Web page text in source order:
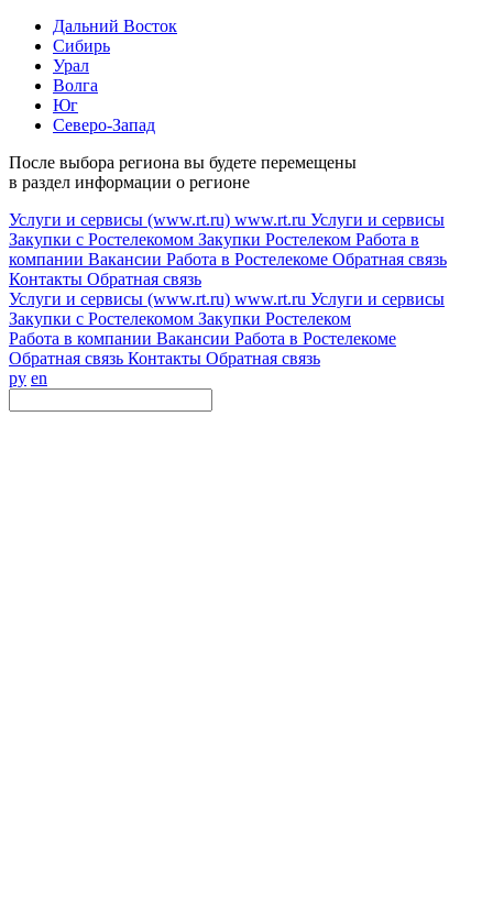
Дальний Восток
Сибирь
Урал
Волга
Юг
Северо-Запад
После выбора региона вы будете перемещены
в раздел информации о регионе
Услуги и сервисы (www.rt.ru) www.rt.ru Услуги и сервисы
Закупки с Ростелекомом Закупки Ростелеком Работа в
компании Вакансии Работа в Ростелекоме Обратная связь
Контакты Обратная связь
Услуги и сервисы (www.rt.ru) www.rt.ru Услуги и сервисы
Закупки с Ростелекомом Закупки Ростелеком
Работа в компании Вакансии Работа в Ростелекоме
Обратная связь Контакты Обратная связь
ру en